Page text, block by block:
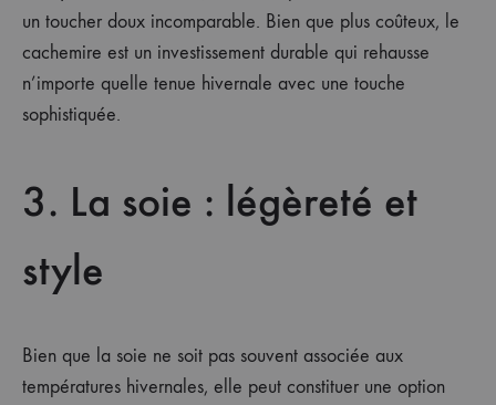
un toucher doux incomparable. Bien que plus coûteux, le
cachemire est un investissement durable qui rehausse
n’importe quelle tenue hivernale avec une touche
sophistiquée.
3. La soie : légèreté et
style
Bien que la soie ne soit pas souvent associée aux
températures hivernales, elle peut constituer une option